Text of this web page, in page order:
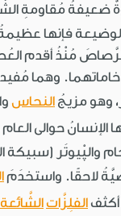
ضعيفةُ مُقاومةِ
فإنها
مُنْذُ أقدم
وهما
وهو مزيجُ النحاس
حوالى العام 3500
والپْيوتَر (سبيكة
لاحقًا. واستخدَمَ
الفلِزَّات